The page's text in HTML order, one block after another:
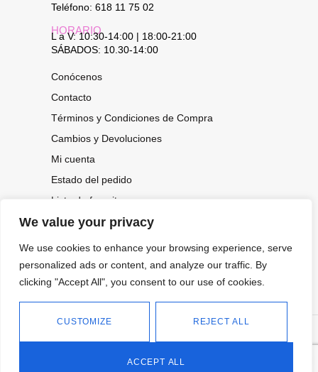
We value your privacy
We use cookies to enhance your browsing experience, serve
personalized ads or content, and analyze our traffic. By
clicking "Accept All", you consent to our use of cookies.
CUSTOMIZE REJECT ALL
ACCEPT ALL
Teléfono: 618 11 75 02
HORARIO
L a V: 10:30-14:00 | 18:00-21:00
SÁBADOS: 10.30-14:00
Conócenos
Contacto
Términos y Condiciones de Compra
Cambios y Devoluciones
Mi cuenta
Estado del pedido
Lista de favoritos
CONOCE NUESTRAS NOVEDADES,
OFERTAS...
2026.